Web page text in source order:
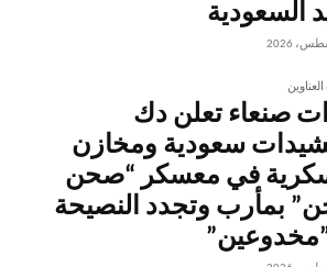
السعودية
صنعاء تعلن دك
سعودية ومخازن
في معسكر “صحن
بمأرب وتجدد النصيحة